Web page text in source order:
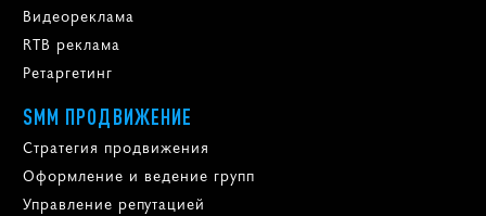
Видеореклама
RTB реклама
Ретаргетинг
SMM ПРОДВИЖЕНИЕ
Стратегия продвижения
Оформление и ведение групп
Управление репутацией